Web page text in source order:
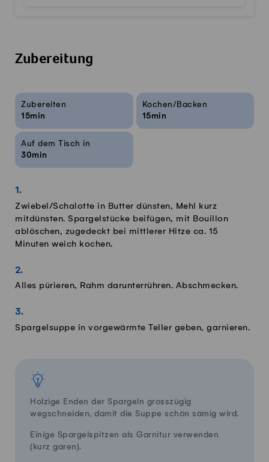
Zubereitung
Rezeptinfos
Zubereiten
15min
Kochen/Backen
15min
Auf dem Tisch in
30min
Zwiebel/Schalotte in Butter dünsten, Mehl kurz
mitdünsten. Spargelstücke beifügen, mit Bouillon
ablöschen, zugedeckt bei mittlerer Hitze ca. 15
Minuten weich kochen.
Alles pürieren, Rahm darunterrühren. Abschmecken.
Spargelsuppe in vorgewärmte Teller geben, garnieren.
Holzige Enden der Spargeln grosszügig
wegschneiden, damit die Suppe schön sämig wird.
Einige Spargelspitzen als Garnitur verwenden
(kurz garen).